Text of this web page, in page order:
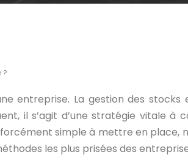
?
entreprise. La gestion des
il s’agit d’une stratégie vitale
simple à mettre en
les plus prisées des